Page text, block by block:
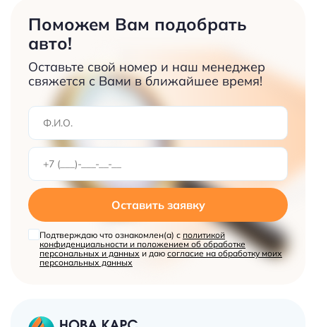
Поможем Вам подобрать
авто!
Оставьте свой номер и наш менеджер
свяжется с Вами в ближайшее время!
Оставить заявку
Подтверждаю что ознакомлен(а) с политикой
конфиденциальности и положением об обработке
персональных и данных и даю согласие на обработку моих
персональных данных